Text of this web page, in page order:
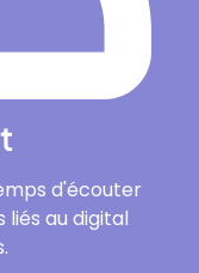
d'écouter
liés au digital